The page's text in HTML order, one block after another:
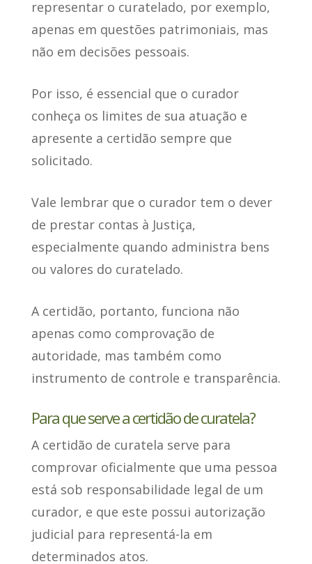
representar o curatelado, por exemplo,
apenas em questões patrimoniais, mas
não em decisões pessoais.
Por isso, é essencial que o curador
conheça os limites de sua atuação e
apresente a certidão sempre que
solicitado.
Vale lembrar que o curador tem o dever
de prestar contas à Justiça,
especialmente quando administra bens
ou valores do curatelado.
A certidão, portanto, funciona não
apenas como comprovação de
autoridade, mas também como
instrumento de controle e transparência.
Para que serve a certidão de curatela?
A certidão de curatela serve para
comprovar oficialmente que uma pessoa
está sob responsabilidade legal de um
curador, e que este possui autorização
judicial para representá-la em
determinados atos.